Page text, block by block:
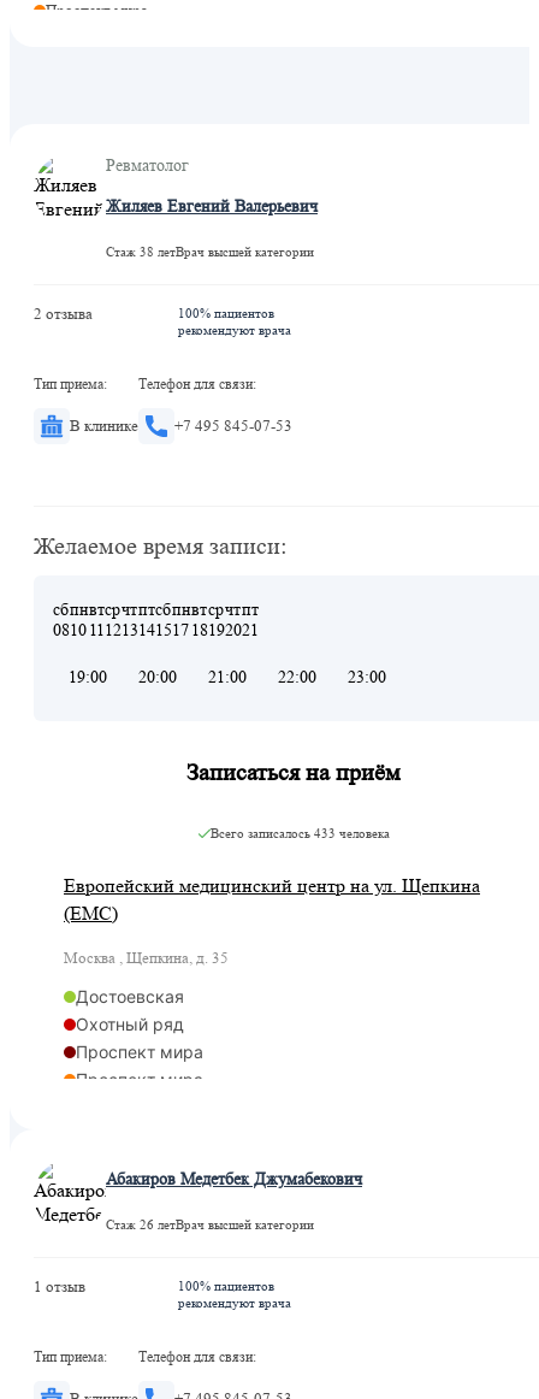
Проспект мира
Рижская
Ревматолог
Жиляев Евгений Валерьевич
Стаж 38 летВрач высшей категории
2 отзыва
100% пациентов
рекомендуют врача
Тип приема:
В клинике
Телефон для связи:
+7 495 845-07-53
Желаемое время записи:
сб
08
пн
10
вт
11
ср
12
чт
13
пт
14
сб
15
пн
17
вт
18
ср
19
чт
20
пт
21
19:00 20:00 21:00 22:00 23:00
Записаться на приём
Всего записалось433 человека
Европейский медицинский центр на ул. Щепкина
(ЕМС)
Москва , Щепкина, д. 35
Достоевская
Охотный ряд
Проспект мира
Проспект мира
Рижская
Марьина Роща
Абакиров Медетбек Джумабекович
Стаж 26 летВрач высшей категории
1 отзыв
100% пациентов
рекомендуют врача
Тип приема: Телефон для связи: